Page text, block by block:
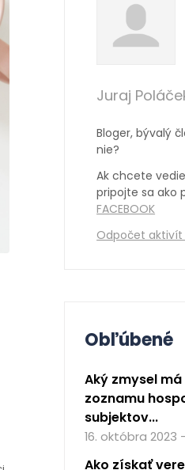
Juraj
Bloger, bývalý
nie?
Ak chcete
pripojte sa ako
FACEBOOK
Odpočet
Obľúbené
Aký zmysel
zoznamu
subjektov...
16. októbra 2023
Ako získať